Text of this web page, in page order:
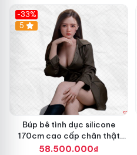
-33%
5
Búp bê tình dục silicone
170cm cao cấp chân thật
mềm mại hấp dẫn
58.500.000₫